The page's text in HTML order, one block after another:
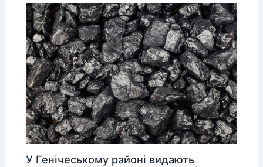
У Генічеському районі видають